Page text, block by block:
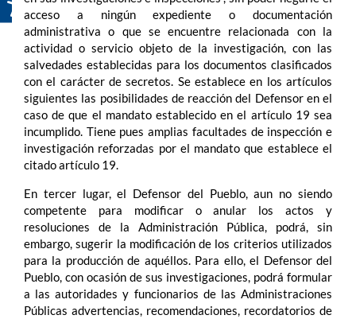
acceso a ningún expediente o documentación
administrativa o que se encuentre relacionada con la
actividad o servicio objeto de la investigación, con las
salvedades establecidas para los documentos clasificados
con el carácter de secretos. Se establece en los artículos
siguientes las posibilidades de reacción del Defensor en el
caso de que el mandato establecido en el artículo 19 sea
incumplido. Tiene pues amplias facultades de inspección e
investigación reforzadas por el mandato que establece el
citado artículo 19.
En tercer lugar, el Defensor del Pueblo, aun no siendo
competente para modificar o anular los actos y
resoluciones de la Administración Pública, podrá, sin
embargo, sugerir la modificación de los criterios utilizados
para la producción de aquéllos. Para ello, el Defensor del
Pueblo, con ocasión de sus investigaciones, podrá formular
a las autoridades y funcionarios de las Administraciones
Públicas advertencias, recomendaciones, recordatorios de